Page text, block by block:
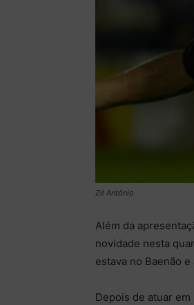
Zé Antônio
Além da
novidade nesta
estava no Baenão
Depois de atuar